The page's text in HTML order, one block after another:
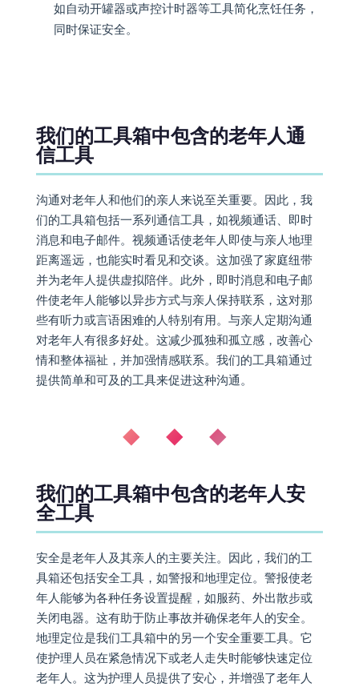
如自动开罐器或声控计时器等工具简化烹饪任务，
同时保证安全。
我们的工具箱中包含的老年人通
信工具
沟通对老年人和他们的亲人来说至关重要。因此，我
们的工具箱包括一系列通信工具，如视频通话、即时
消息和电子邮件。视频通话使老年人即使与亲人地理
距离遥远，也能实时看见和交谈。这加强了家庭纽带
并为老年人提供虚拟陪伴。此外，即时消息和电子邮
件使老年人能够以异步方式与亲人保持联系，这对那
些有听力或言语困难的人特别有用。与亲人定期沟通
对老年人有很多好处。这减少孤独和孤立感，改善心
情和整体福祉，并加强情感联系。我们的工具箱通过
提供简单和可及的工具来促进这种沟通。
◆ ◆ ◆
我们的工具箱中包含的老年人安
全工具
安全是老年人及其亲人的主要关注。因此，我们的工
具箱还包括安全工具，如警报和地理定位。警报使老
年人能够为各种任务设置提醒，如服药、外出散步或
关闭电器。这有助于防止事故并确保老年人的安全。
地理定位是我们工具箱中的另一个安全重要工具。它
使护理人员在紧急情况下或老人走失时能够快速定位
老年人。这为护理人员提供了安心，并增强了老年人